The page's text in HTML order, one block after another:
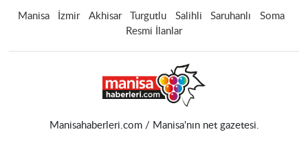
Manisa İzmir Akhisar Turgutlu Salihli Saruhanlı
Soma
Resmi İlanlar
Manisahaberleri.com / Manisa'nın net gazetesi.